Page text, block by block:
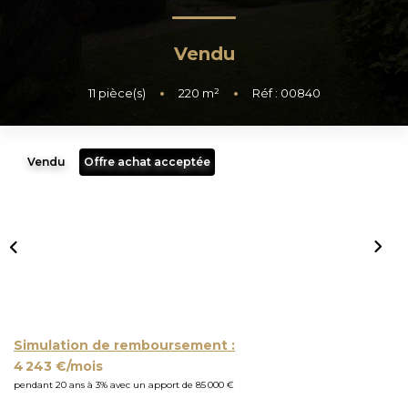
Vendu
11 pièce(s) • 220 m² • Réf : 00840
Vendu Offre achat acceptée
Simulation de remboursement :
4 243 €/mois
pendant 20 ans à 3% avec un apport de 85 000 €